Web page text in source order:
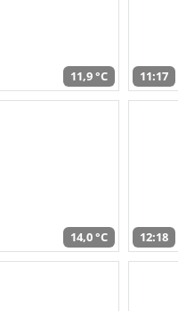
11,9 °C 11:17
14,0 °C 12:18